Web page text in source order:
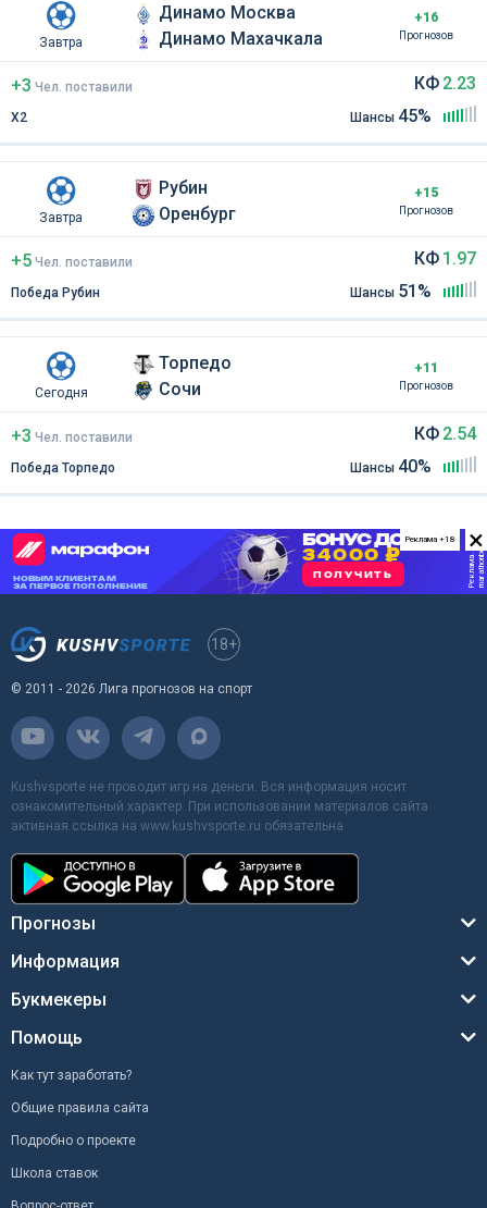
Завтра
Динамо Москва
Динамо Махачкала
+16
Прогнозов
+3 Чел. поставили
Х2
КФ 2.23
Шансы 45%
Завтра
Рубин
Оренбург
+15
Прогнозов
+5 Чел. поставили
Победа Рубин
КФ 1.97
Шансы 51%
Сегодня
Торпедо
Сочи
+11
Прогнозов
+3 Чел. поставили
Победа Торпедо
КФ 2.54
Шансы 40%
×
Реклама +18
18+
© 2011 - 2026 Лига прогнозов на спорт
Kushvsporte не проводит игр на деньги. Вся информация носит
ознакомительный характер. При использовании материалов сайта
активная ссылка на www.kushvsporte.ru обязательна
Прогнозы
Информация
Букмекеры
Помощь
Как тут заработать?
Общие правила сайта
Подробно о проекте
Школа ставок